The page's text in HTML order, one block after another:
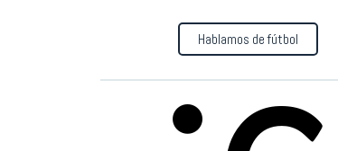
Hablamos de fútbol